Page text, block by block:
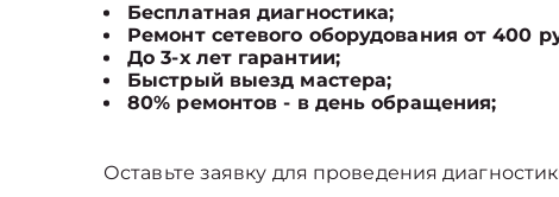
Бесплатная диагностика;
Ремонт сетевого оборудования от 400
До 3-х лет гарантии;
Быстрый выезд мастера;
80% ремонтов - в день обращения;
Оставьте заявку для проведения